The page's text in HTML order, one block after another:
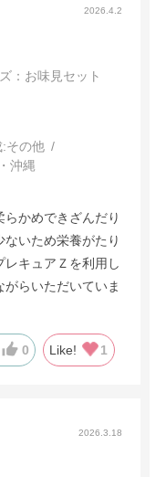
2026.4.2
：お味見セット
その他
沖縄
かめできざんだり
いため栄養がたり
キュアＺを利用し
らいただいていま
0 Like! 1
2026.3.18